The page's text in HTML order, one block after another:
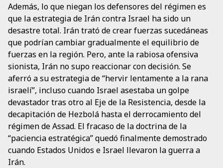
Además, lo que niegan los defensores del régimen es
que la estrategia de Irán contra Israel ha sido un
desastre total. Irán trató de crear fuerzas sucedáneas
que podrían cambiar gradualmente el equilibrio de
fuerzas en la región. Pero, ante la rabiosa ofensiva
sionista, Irán no supo reaccionar con decisión. Se
aferró a su estrategia de “hervir lentamente a la rana
israelí”, incluso cuando Israel asestaba un golpe
devastador tras otro al Eje de la Resistencia, desde la
decapitación de Hezbolá hasta el derrocamiento del
régimen de Assad. El fracaso de la doctrina de la
“paciencia estratégica” quedó finalmente demostrado
cuando Estados Unidos e Israel llevaron la guerra a
Irán.